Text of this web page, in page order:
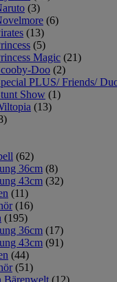
(3)
(6)
(13)
(5)
Magic (21)
Doo (2)
PLUS/ Friends/
Show (1)
(13)
(62)
36cm (8)
43cm (32)
(11)
(16)
(195)
36cm (17)
43cm (91)
(44)
(51)
(12)